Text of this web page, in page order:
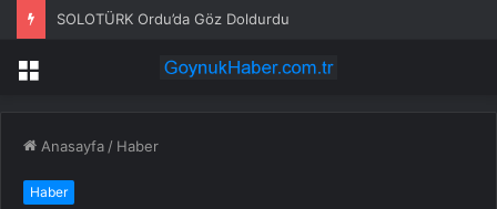
Kırıkkale’de Bayram Trafiği Yoğunlaştı
Menü
Anasayfa / Haber
Haber